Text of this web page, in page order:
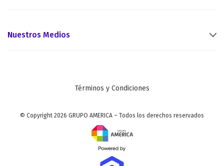
Nuestros Medios
Términos y Condiciones
© Copyright 2026 GRUPO AMERICA – Todos los derechos reservados